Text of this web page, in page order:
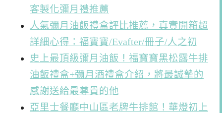
客製化彌月禮推薦
人氣彌月油飯禮盒評比推薦，真實開箱超
詳細心得：福寶寶/Evafter/冊子/人之初
史上最頂級彌月油飯！福寶寶黑松露牛排
油飯禮盒+彌月酒禮盒介紹，將最誠摯的
感謝送給最尊貴的他
亞里士餐廳中山區老牌牛排館！華燈初上